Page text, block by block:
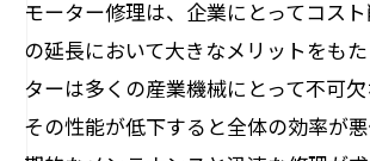
モーター修理は、企業にとってコス
の延長において大きなメリットをも
ターは多くの産業機械にとって不可欠
その性能が低下すると全体の効率が